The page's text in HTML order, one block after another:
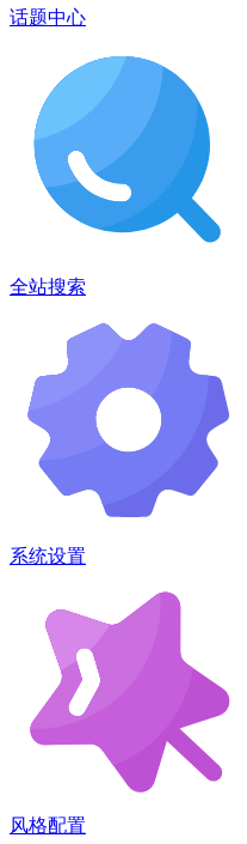
话题中心
全站搜索
系统设置
风格配置